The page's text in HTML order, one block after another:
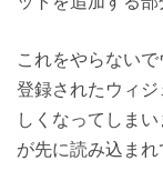
これをやらない
登録されたウィ
しくなってしま
が先に読み込まれ